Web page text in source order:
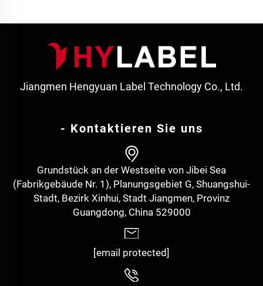
Jiangmen Hengyuan Label Technology Co., Ltd.
- Kontaktieren Sie uns
Grundstück an der Westseite von Jibei Sea
(Fabrikgebäude Nr. 1), Planungsgebiet G, Shuangshui-
Stadt, Bezirk Xinhui, Stadt Jiangmen, Provinz
Guangdong, China 529000
[email protected]